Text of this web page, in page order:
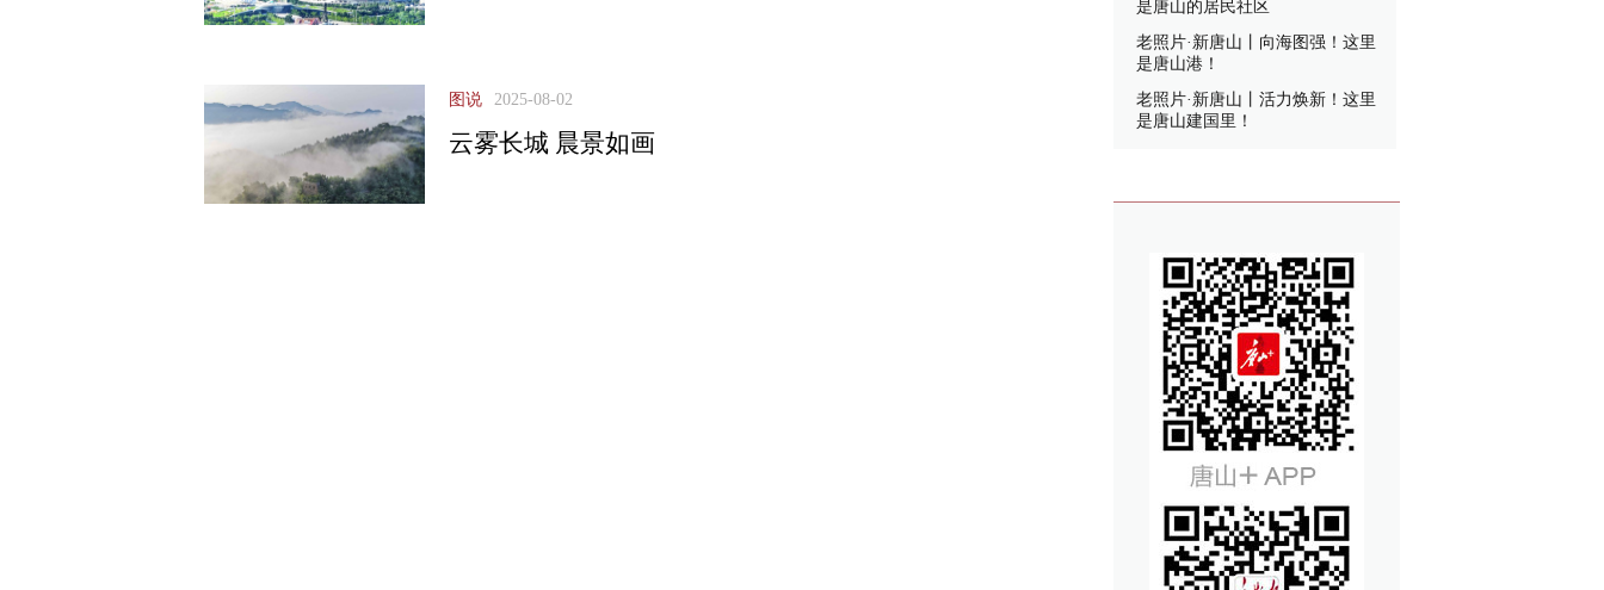
图说 2025-08-02
云雾长城 晨景如画
是唐山的居民社区
老照片·新唐山丨向海图强！这里
是唐山港！
老照片·新唐山丨活力焕新！这里
是唐山建国里！